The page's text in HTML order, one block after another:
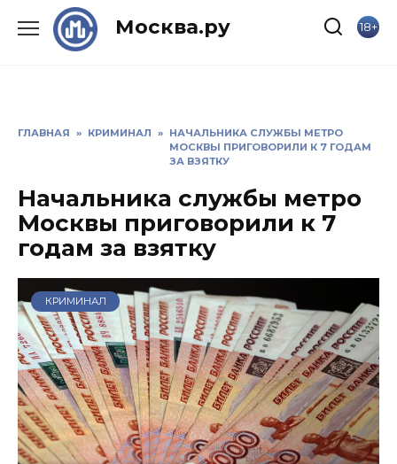
Москва.ру 18+
ГЛАВНАЯ » КРИМИНАЛ » НАЧАЛЬНИКА СЛУЖБЫ МЕТРО
МОСКВЫ ПРИГОВОРИЛИ К 7 ГОДАМ
ЗА ВЗЯТКУ
Начальника службы метро
Москвы приговорили к 7
годам за взятку
КРИМИНАЛ